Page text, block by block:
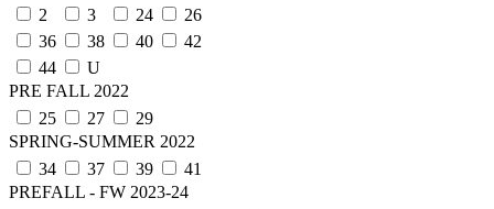
2
3 24
26
36
38 40
42
44
U
PRE FALL 2022
25
27
29
SPRING-SUMMER 2022
34
37 39
41
PREFALL - FW 2023-24